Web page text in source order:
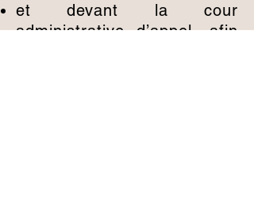
et devant la cour
administrative d’appel, afin